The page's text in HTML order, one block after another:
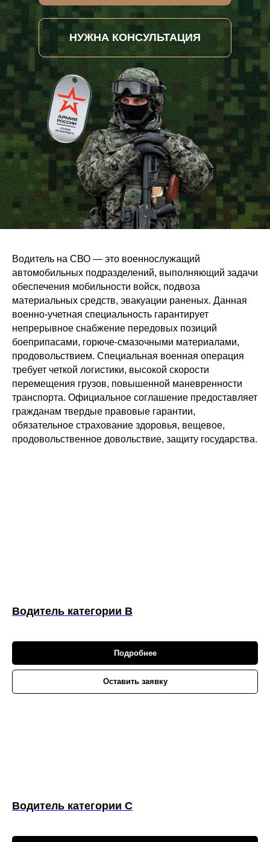
НУЖНА КОНСУЛЬТАЦИЯ
Водитель на СВО — это военнослужащий
автомобильных подразделений, выполняющий задачи
обеспечения мобильности войск, подвоза
материальных средств, эвакуации раненых. Данная
военно-учетная специальность гарантирует
непрерывное снабжение передовых позиций
боеприпасами, горюче-смазочными материалами,
продовольствием. Специальная военная операция
требует четкой логистики, высокой скорости
перемещения грузов, повышенной маневренности
транспорта. Официальное соглашение предоставляет
гражданам твердые правовые гарантии,
обязательное страхование здоровья, вещевое,
продовольственное довольствие, защиту государства.
Водитель категории B
Подробнее
Оставить заявку
Водитель категории C